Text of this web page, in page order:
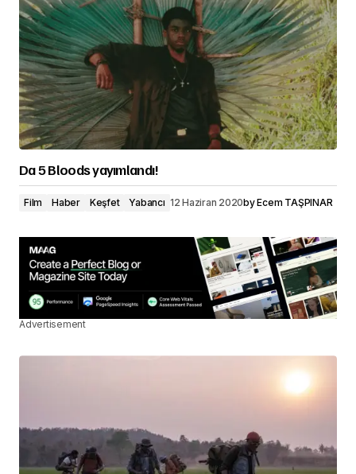
Da 5 Bloods yayımlandı!
Film Haber Keşfet Yabancı 12 Haziran 2020byEcem TAŞPINAR
Advertisement